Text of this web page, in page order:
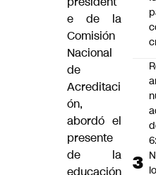
e de la
Comisión
Nacional
de
Acreditaci
ón,
abordó el
presente
de la
educación
6:
lo